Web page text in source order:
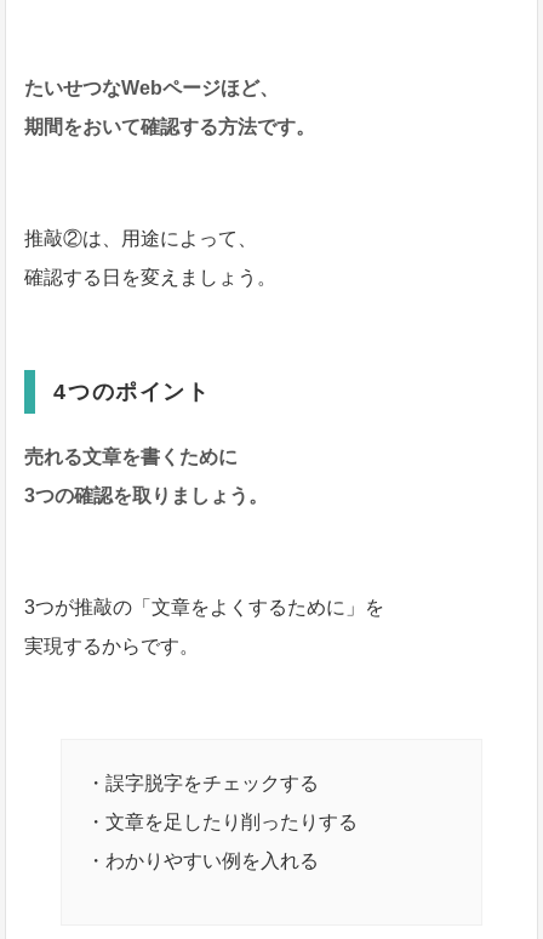
たいせつなWebページほど、
期間をおいて確認する方法です。
推敲②は、用途によって、
確認する日を変えましょう。
4つのポイント
売れる文章を書くために
3つの確認を取りましょう。
3つが推敲の「文章をよくするために」を
実現するからです。
・誤字脱字をチェックする
・文章を足したり削ったりする
・わかりやすい例を入れる